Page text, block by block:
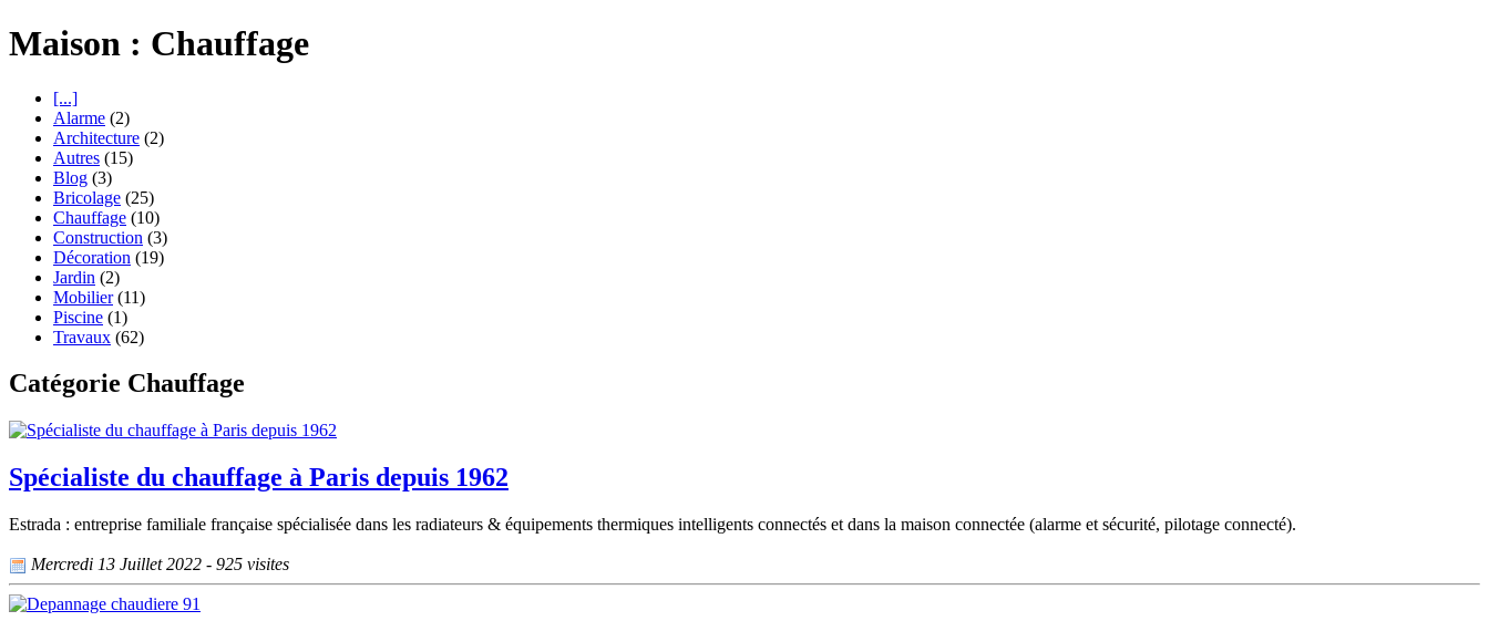
Maison : Chauffage
[...]
Alarme (2)
Architecture (2)
Autres (15)
Blog (3)
Bricolage (25)
Chauffage (10)
Construction (3)
Décoration (19)
Jardin (2)
Mobilier(11)
Piscine (1)
Travaux (62)
Catégorie Chauffage
Spécialiste du chauffage à Paris depuis 1962
Estrada : entreprise familiale française spécialisée dans les radiateurs & équipements thermiques intelligents connectés et dans la maison connectée (alarme et sécurité, pilotage connecté).
Mercredi 13 Juillet 2022 - 925 visites